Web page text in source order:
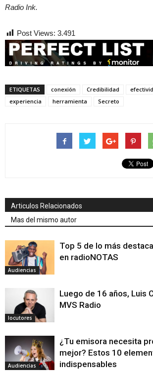
Radio Ink.
Post Views: 3.491
ETIQUETAS conexión Credibilidad
experiencia
herramienta Secreto
Articulos Relacionados
Mas del mismo autor
Audiencias
Top 5 de lo más
en radioNOTAS
locutores
Luego de 16 años, Luis
MVS Radio
Audiencias
¿Tu emisora necesita
mejor? Estos 10
indispensables